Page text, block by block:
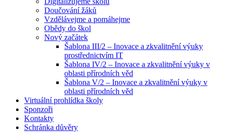
Doučování žáků
Vzdělávejme a pomáhejme
Obědy do škol
Nový začátek
Šablona III/2 – Inovace a zkvalitnění výuky
prostřednictvím IT
Šablona IV/2 – Inovace a zkvalitnění výuky v
oblasti přírodních věd
Šablona V/2 – Inovace a zkvalitnění výuky v
oblasti přírodních věd
Virtuální prohlídka školy
Sponzoři
Kontakty
Schránka důvěry